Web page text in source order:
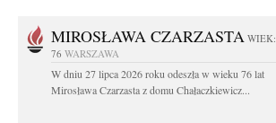
MIROSŁAWA CZARZASTA WIEK:
76 WARSZAWA
W dniu 27 lipca 2026 roku odeszła w wieku 76 lat
Mirosława Czarzasta z domu Chałaczkiewicz...